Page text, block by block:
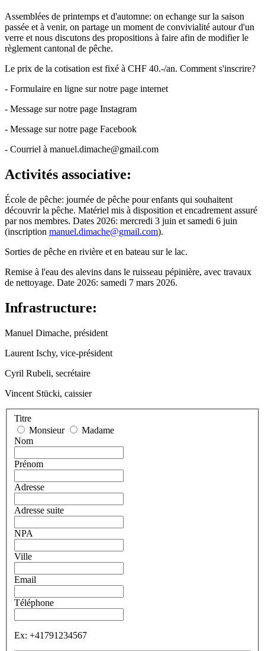
Assemblées de printemps et d'automne: on echange sur la saison
passée et à venir, on partage un moment de convivialité autour d'un
verre et nous discutons des propositions à faire afin de modifier le
règlement cantonal de pêche.
Le prix de la cotisation est fixé à CHF 40.-/an. Comment s'inscrire?
- Formulaire en ligne sur notre page internet
- Message sur notre page Instagram
- Message sur notre page Facebook
- Courriel à manuel.dimache@gmail.com
Activités associative:
École de pêche: journée de pêche pour enfants qui souhaitent
découvrir la pêche. Matériel mis à disposition et encadrement assuré
par nos membres. Dates 2026: mercredi 3 juin et samedi 6 juin
(inscription manuel.dimache@gmail.com).
Sorties de pêche en rivière et en bateau sur le lac.
Remise à l'eau des alevins dans le ruisseau pépinière, avec travaux
de nettoyage. Date 2026: samedi 7 mars 2026.
Infrastructure:
Manuel Dimache, président
Laurent Ischy, vice-président
Cyril Rubeli, secrétaire
Vincent Stücki, caissier
Titre
Monsieur
Madame
Nom
Prénom
Adresse
Adresse suite
NPA
Ville
Email
Téléphone
Ex: +41791234567